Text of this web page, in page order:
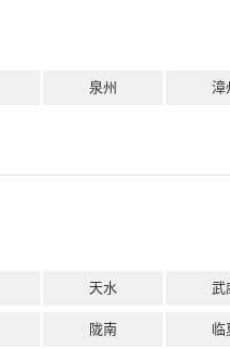
泉州 漳
天水 武
陇南 临